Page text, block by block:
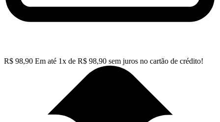
R$ 98,90 Em até 1x de R$ 98,90 sem juros no cartão de crédito!